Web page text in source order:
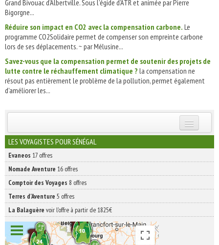
Grand Bivouac d’Albertville. Sous l’égide d’ATR et animée par Pierre
Bigorgne...
Réduire son impact en CO2 avec la compensation carbone. Le
programme CO2Solidaire permet de compenser son empreinte carbone
lors de ses déplacements. ~ par Mélusine...
Savez-vous que la compensation permet de soutenir des projets de
lutte contre le réchauffement climatique ? la compensation ne
résout pas entièrement le problème de la pollution, permet également
d'améliorer les...
INSCRIVEZ-VOUS | ABONNEZ-VOUS
LES VOYAGISTES POUR SÉNÉGAL
Evaneos 17 offres
Nomade Aventure 16 offres
Comptoir des Voyages 8 offres
Terres d'Aventure 5 offres
La Balaguère voir l'offre à partir de 1825€